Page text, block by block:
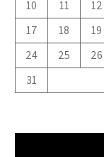
10
11 12
17
18 19
24
25 26
31